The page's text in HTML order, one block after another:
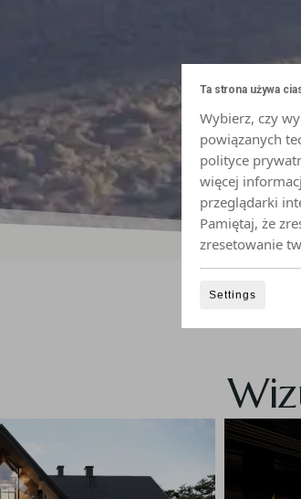
Ta strona używa
Wybierz, czy
powiązanych
polityce
więcej
przeglądarki
Pamiętaj, że
zresetowanie
Settings